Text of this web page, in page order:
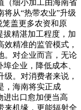
（细小加工由海南省
从“热带农业”升级
笼盖更多农资和原
拔精湛加工程度，加
效精准的监管模式，
。对企业而言，无论
企业，降低成本、
。对消费者来说，
，海南将实正成
进出口愈加便当高
来机缘，更能辐射全